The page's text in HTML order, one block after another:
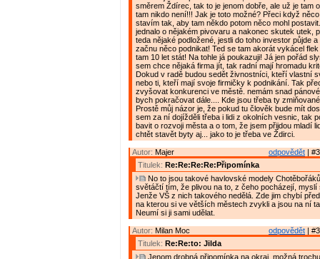
směrem Ždírec, tak to je jenom dobře, ale už je tam
tam nikdo není!!! Jak je toto možné? Přeci když
stavím tak, aby tam někdo potom něco mohl
jednalo o nějakém pivovaru a nakonec skutek utek,
teda nějaké podložené, jestli do toho investor půjde
začnu něco podnikat! Ted se tam akorát vykácel
tam 10 let stát! Na tohle já poukazuji! Já jen pořád
sem chce nějaká firma jít, tak radní mají hromadu
Dokud v radě budou sedět živnostníci, kteří vlastní
nebo ti, kteří mají svoje firmičky k podnikání. Tak
zvyšovat konkurenci ve městě. nemám snad
bych pokračovat dále.... Kde jsou třeba ty
Prostě můj názor je, že pokud tu člověk bude mít
sem za ní dojížděli třeba i lidi z okolních vesnic, tak
bavit o rozvoji města a o tom, že jsem přijdou mladí
chtět stavět byty aj... jako to je třeba ve Ždirci.
odpovědět |
Autor: Majer
Titulek: Re:Re:Re:Re:Připomínka
No to jsou takové havlovské modely
světáčtí tím, že plivou na to, z čeho pocházejí, myslí
Jenže VŠ z nich takového nedělá. Zde jim chybí
na kterou si ve větších městech zvykli a jsou na ní
Neumí si ji sami udělat.
odpovědět |
Autor: Milan Moc
Titulek: Re:Re:to: Jilda
Jenom drobná připomínka na okraj, možná